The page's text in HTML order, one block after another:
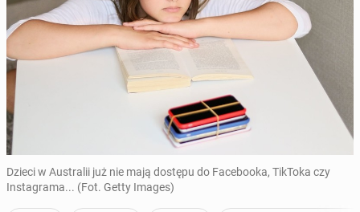
Dzieci w Australii już nie mają dostępu do Facebooka, TikToka czy
Instagrama... (Fot. Getty Images)